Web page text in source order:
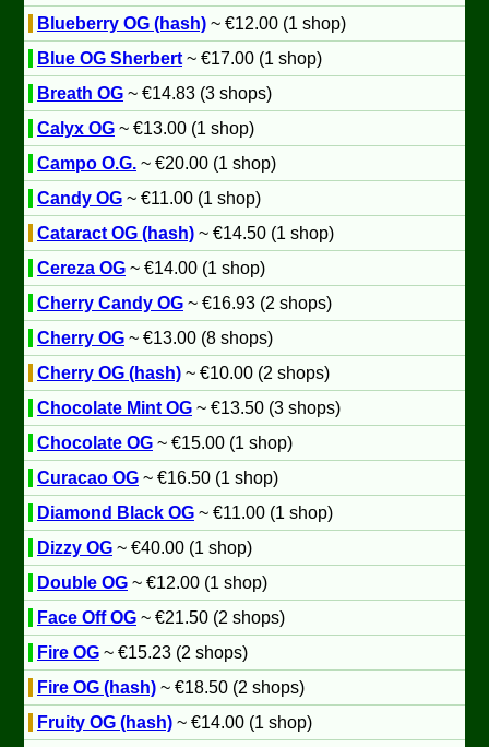
Blueberry OG (hash) ~ €12.00 (1 shop)
Blue OG Sherbert ~ €17.00 (1 shop)
Breath OG ~ €14.83 (3 shops)
Calyx OG ~ €13.00 (1 shop)
Campo O.G. ~ €20.00 (1 shop)
Candy OG ~ €11.00 (1 shop)
Cataract OG (hash) ~ €14.50 (1 shop)
Cereza OG ~ €14.00 (1 shop)
Cherry Candy OG ~ €16.93 (2 shops)
Cherry OG ~ €13.00 (8 shops)
Cherry OG (hash) ~ €10.00 (2 shops)
Chocolate Mint OG ~ €13.50 (3 shops)
Chocolate OG ~ €15.00 (1 shop)
Curacao OG ~ €16.50 (1 shop)
Diamond Black OG ~ €11.00 (1 shop)
Dizzy OG ~ €40.00 (1 shop)
Double OG ~ €12.00 (1 shop)
Face Off OG ~ €21.50 (2 shops)
Fire OG ~ €15.23 (2 shops)
Fire OG (hash) ~ €18.50 (2 shops)
Fruity OG (hash) ~ €14.00 (1 shop)